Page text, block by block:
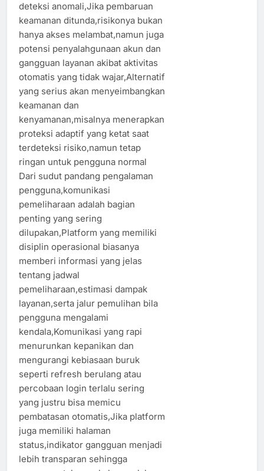
deteksi anomali,Jika pembaruan
keamanan ditunda,risikonya bukan
hanya akses melambat,namun juga
potensi penyalahgunaan akun dan
gangguan layanan akibat aktivitas
otomatis yang tidak wajar,Alternatif
yang serius akan menyeimbangkan
keamanan dan
kenyamanan,misalnya menerapkan
proteksi adaptif yang ketat saat
terdeteksi risiko,namun tetap
ringan untuk pengguna normal
Dari sudut pandang pengalaman
pengguna,komunikasi
pemeliharaan adalah bagian
penting yang sering
dilupakan,Platform yang memiliki
disiplin operasional biasanya
memberi informasi yang jelas
tentang jadwal
pemeliharaan,estimasi dampak
layanan,serta jalur pemulihan bila
pengguna mengalami
kendala,Komunikasi yang rapi
menurunkan kepanikan dan
mengurangi kebiasaan buruk
seperti refresh berulang atau
percobaan login terlalu sering
yang justru bisa memicu
pembatasan otomatis,Jika platform
juga memiliki halaman
status,indikator gangguan menjadi
lebih transparan sehingga